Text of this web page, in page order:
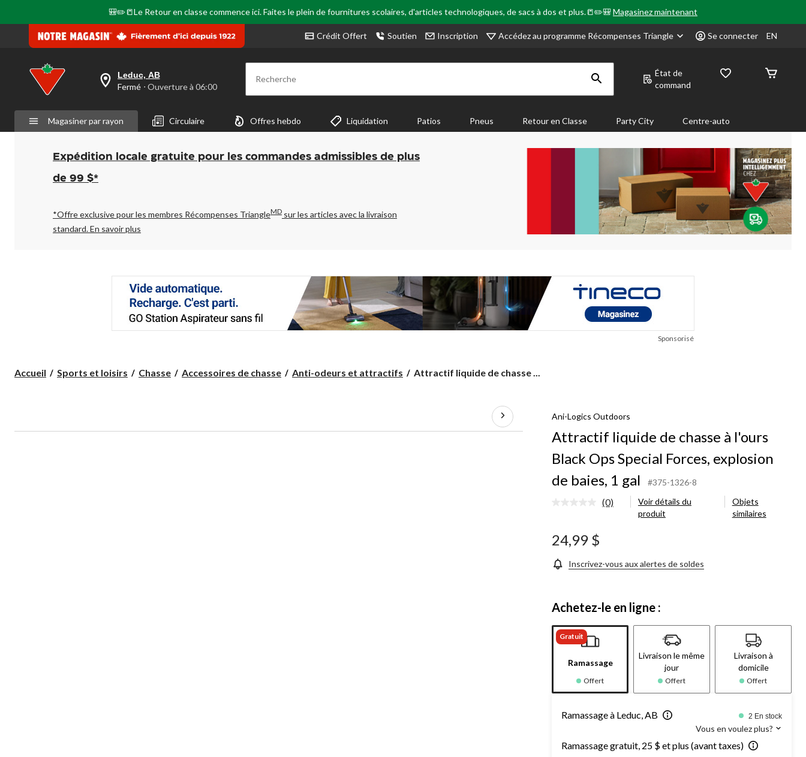
🎒✏️📒Le Retour en classe commence ici. Faites le plein de fournitures scolaires, d'articles technologiques, de sacs à dos et plus.📒✏️🎒Magasinez maintenant
Crédit Offert Soutien Inscription Accédez au programme Récompenses Triangle Se connecter EN
votre
est
Leduc,
AB,
Fermé,
Ouverture
à
pour
changer
Leduc, AB
Fermé ⋅ Ouverture à 06:00 Recherche
État de
command
Magasiner par rayon Circulaire Offres hebdo Liquidation Patios Pneus Retour en Classe Party City Centre-auto
Expédition locale gratuite pour les commandes admissibles de plus
de 99 $*
*Offre exclusive pour les membres Récompenses TriangleMD sur les articles avec la livraison
standard.En savoir plus
Sponsorisé
Accueil Sports et loisirs Chasse Accessoires de chasse Anti-odeurs et attractifs
Attractif
l'ours
Attractif liquide de chasse ...
Ani-Logics Outdoors
Attractif liquide de chasse à l'ours
Black Ops Special Forces, explosion
de baies, 1 gal
#375-1326-8
Aucune
vers
(0)
Voir détails du
produit
Objets
similaires
24,99 $
Inscrivez-vous aux alertes de soldes
Achetez-le en ligne :
Gratuit
Ramassage
Offert
Livraison le même
jour
Offert
Livraison à
domicile
Offert
Ramassage à Leduc, AB 2 En stock
Vous en voulez plus?
Ramassage gratuit, 25 $ et plus (avant taxes)
même
page.